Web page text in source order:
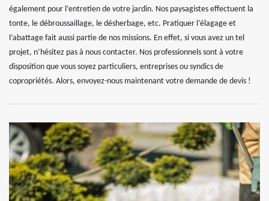
également pour l’entretien de votre jardin. Nos paysagistes effectuent la
tonte, le débroussaillage, le désherbage, etc. Pratiquer l’élagage et
l’abattage fait aussi partie de nos missions. En effet, si vous avez un tel
projet, n’hésitez pas à nous contacter. Nos professionnels sont à votre
disposition que vous soyez particuliers, entreprises ou syndics de
copropriétés. Alors, envoyez-nous maintenant votre demande de devis !